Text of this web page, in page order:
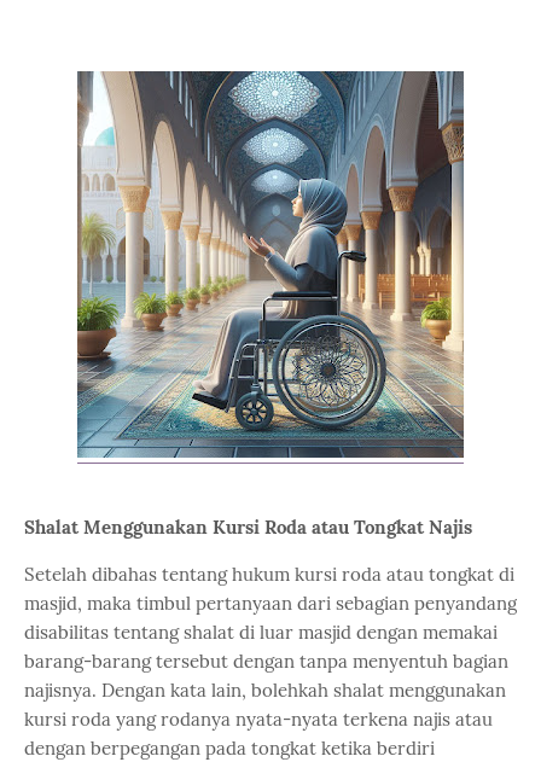
Shalat Menggunakan Kursi Roda atau Tongkat Najis
Setelah dibahas tentang hukum kursi roda atau tongkat di
masjid, maka timbul pertanyaan dari sebagian penyandang
disabilitas tentang shalat di luar masjid dengan memakai
barang-barang tersebut dengan tanpa menyentuh bagian
najisnya. Dengan kata lain, bolehkah shalat menggunakan
kursi roda yang rodanya nyata-nyata terkena najis atau
dengan berpegangan pada tongkat ketika berdiri